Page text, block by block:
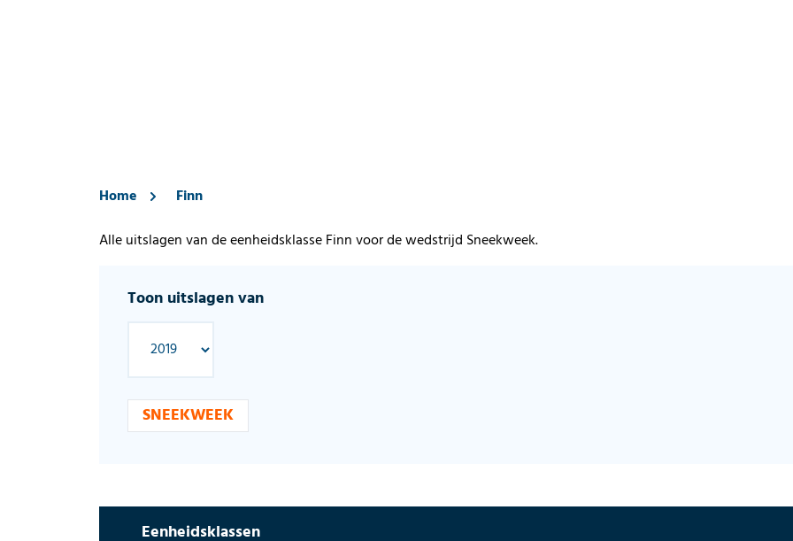
Home
Finn
Alle uitslagen van de eenheidsklasse Finn voor de wedstrijd Sneekweek.
Toon uitslagen van
SNEEKWEEK
Eenheidsklassen